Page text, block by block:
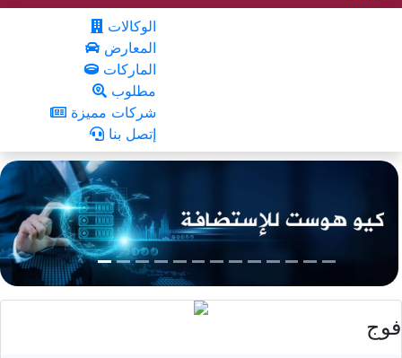
الوكالات
المعارض
الماركات
مطلوب
شركات مميزة
إتصل بنا
فوج